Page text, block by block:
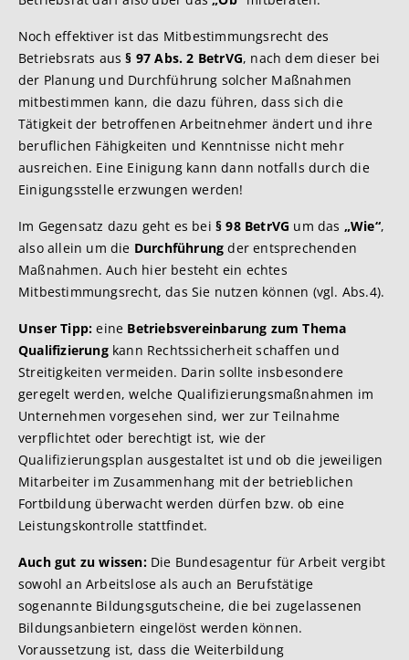
Noch effektiver ist das Mitbestimmungsrecht des
Betriebsrats aus§ 97 Abs. 2 BetrVG, nach dem dieser bei
der Planung und Durchführung solcher Maßnahmen
mitbestimmen kann, die dazu führen, dass sich die
Tätigkeit der betroffenen Arbeitnehmer ändert und ihre
beruflichen Fähigkeiten und Kenntnisse nicht mehr
ausreichen. Eine Einigung kann dann notfalls durch die
Einigungsstelle erzwungen werden!
Im Gegensatz dazu geht es bei § 98 BetrVG um das „Wie“,
also allein um die Durchführung der entsprechenden
Maßnahmen. Auch hier besteht ein echtes
Mitbestimmungsrecht, das Sie nutzen können (vgl. Abs.4).
Unser Tipp:eine Betriebsvereinbarung zum Thema
Qualifizierungkann Rechtssicherheit schaffen und
Streitigkeiten vermeiden. Darin sollte insbesondere
geregelt werden, welche Qualifizierungsmaßnahmen im
Unternehmen vorgesehen sind, wer zur Teilnahme
verpflichtet oder berechtigt ist, wie der
Qualifizierungsplan ausgestaltet ist und ob die jeweiligen
Mitarbeiter im Zusammenhang mit der betrieblichen
Fortbildung überwacht werden dürfen bzw. ob eine
Leistungskontrolle stattfindet.
Auch gut zu wissen:Die Bundesagentur für Arbeit vergibt
sowohl an Arbeitslose als auch an Berufstätige
sogenannte Bildungsgutscheine, die bei zugelassenen
Bildungsanbietern eingelöst werden können.
Voraussetzung ist, dass die Weiterbildung